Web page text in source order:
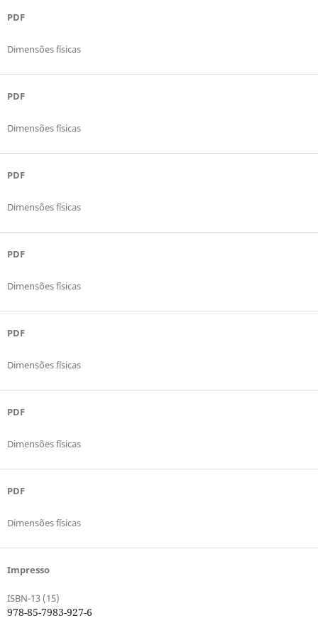
PDF
Dimensões físicas
PDF
Dimensões físicas
PDF
Dimensões físicas
PDF
Dimensões físicas
PDF
Dimensões físicas
PDF
Dimensões físicas
PDF
Dimensões físicas
Impresso
ISBN-13 (15)
978-85-7983-927-6